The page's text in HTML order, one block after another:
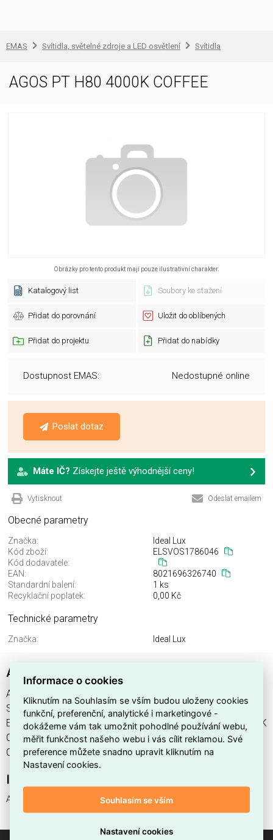
EMAS Svítidla, světelné zdroje a LED osvětlení Svítidla
AGOS PT H80 4000K COFFEE
Obrázky pro tento produkt mají pouze ilustrativní charakter.
Katalogový list Soubory ke stažení
Přidat do porovnání Uložit do oblíbených
Přidat do projektu Přidat do nabídky
Dostupnost EMAS: Nedostupné online
Poslat dotaz
Máte IČ? Získejte ještě výhodnější ceny!
Vytisknout Odeslat emailem
Obecné parametry
Značka:
Ideal Lux
Kód zboží:
ELSVOS1786046
Kód dodavatele:
EAN:
8021696326740
Standardní balení:
1 ks
Recyklační poplatek:
0,00 Kč
Technické parametry
Značka: Ideal Lux
AGOS PT H80 4000K COFFEE
AGOS PT H80 4000K COFFEE najdete v kategoriích Svítidla,
Svítidla, světelné zdroje a LED osvětlení, výrobce Ideal Lux,
EAN 8021696326740, kód dodavatele . AGOS PT H80 4000K
COFFEE nabízíme od 1 ks. Kód EMAS AGOS PT H80 4000K
COFFEE je ELSVOS1786046.
Interní název produktu
AGOS PT H80 4000K COFFEE
Informace o cookies
Kliknutím na Souhlasím se vším budou uloženy cookies
funkční, preferenční, analytické i marketingové -
dokážeme vám tak umožnit pohodlné používání webu,
měřit funkčnost našeho webu i vás cílit reklamou. Své
preference můžete snadno upravit kliknutím na
Nastavení cookies.
Souhlasím se vším
Nastavení cookies